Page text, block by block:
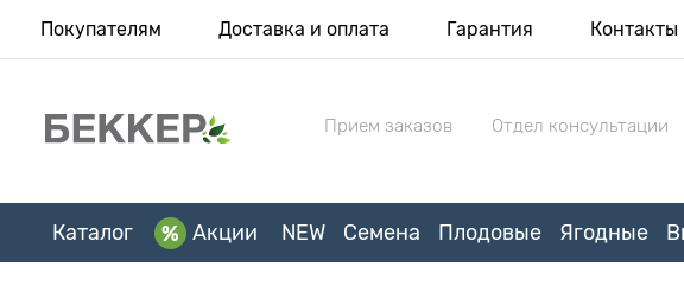
Покупателям Доставка и оплата Гарантия Контакты
Прием заказов Отдел консультации
Каталог Акции NEW Семена Плодовые Ягодные